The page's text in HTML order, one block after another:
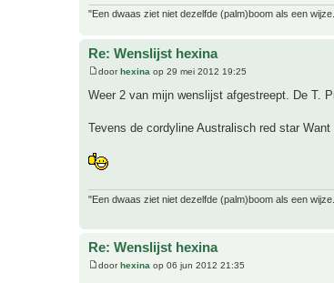
"Een dwaas ziet niet dezelfde (palm)boom als een
Re: Wenslijst hexina
doorhexina op 29 mei 2012 19:25
Weer 2 van mijn wenslijst afgestreept. De T.
Tevens de cordyline Australisch red star
"Een dwaas ziet niet dezelfde (palm)boom als een
Re: Wenslijst hexina
doorhexina op 06 jun 2012 21:35